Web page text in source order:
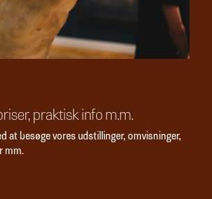
praktisk info m.m.
at besøge vores udstillinger, omvisninger,
mm.